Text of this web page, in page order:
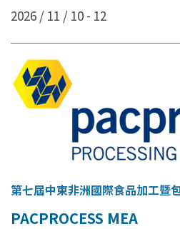
2026 / 11 / 10 - 12
第七屆中東非洲國際食品加工暨
PACPROCESS MEA